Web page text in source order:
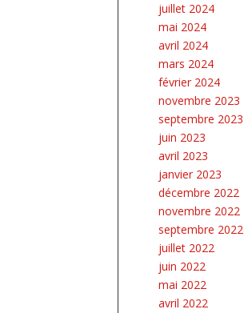
juillet 2024
mai 2024
avril 2024
mars 2024
février 2024
novembre 2023
septembre 2023
juin 2023
avril 2023
janvier 2023
décembre 2022
novembre 2022
septembre 2022
juillet 2022
juin 2022
mai 2022
avril 2022